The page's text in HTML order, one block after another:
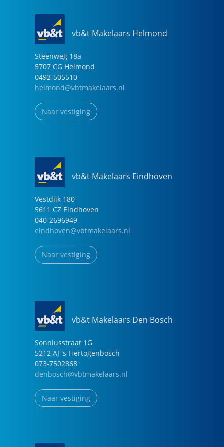
vb&t Makelaars Helmond
Steenweg 18a
5707 CG Helmond
0492-505510
helmond@vbtmakelaars.nl
Naar vestiging
vb&t Makelaars Eindhoven
Vestdijk 180
5611 CZ Eindhoven
040-2696949
eindhoven@vbtmakelaars.nl
Naar vestiging
vb&t Makelaars Den Bosch
Sonniusstraat 1G
5212 AJ 's-Hertogenbosch
073-7502868
denbosch@vbtmakelaars.nl
Naar vestiging